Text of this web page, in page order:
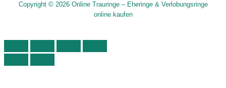
Copyright © 2026 Online Trauringe – Eheringe & Verlobungsringe
online kaufen